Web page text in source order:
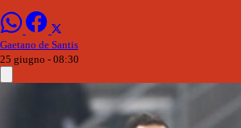
Gaetano de Santis
25 giugno - 08:30